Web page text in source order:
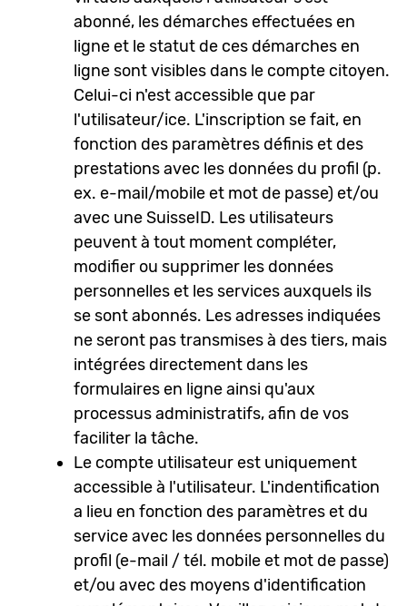
abonné, les démarches effectuées en
ligne et le statut de ces démarches en
ligne sont visibles dans le compte citoyen.
Celui-ci n'est accessible que par
l'utilisateur/ice. L'inscription se fait, en
fonction des paramètres définis et des
prestations avec les données du profil (p.
ex. e-mail/mobile et mot de passe) et/ou
avec une SuisseID. Les utilisateurs
peuvent à tout moment compléter,
modifier ou supprimer les données
personnelles et les services auxquels ils
se sont abonnés. Les adresses indiquées
ne seront pas transmises à des tiers, mais
intégrées directement dans les
formulaires en ligne ainsi qu'aux
processus administratifs, afin de vos
faciliter la tâche.
Le compte utilisateur est uniquement
accessible à l'utilisateur. L'indentification
a lieu en fonction des paramètres et du
service avec les données personnelles du
profil (e-mail / tél. mobile et mot de passe)
et/ou avec des moyens d'identification